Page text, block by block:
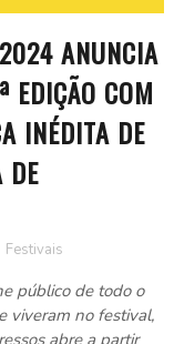
ANUNCIA
EDIÇÃO COM
INÉDITA DE
DE
Festivais
público de todo o
viveram no festival,
abre a partir